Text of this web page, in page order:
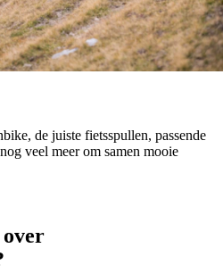
de juiste fietsspullen, passende
veel meer om samen mooie